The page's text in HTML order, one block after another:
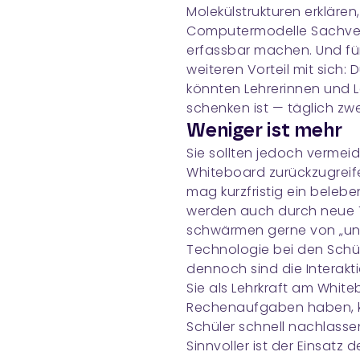
Molekülstrukturen
Computermodelle
erfassbar machen. Und
weiteren Vorteil mit sich:
könnten Lehrerinnen und
schenken ist — täglich
Weniger ist mehr
Sie sollten jedoch
Whiteboard
mag kurzfristig ein
werden auch durch neue
schwärmen gerne von
Technologie bei den
dennoch sind die
Sie als Lehrkraft am
Rechenaufgaben haben,
Schüler schnell
Sinnvoller ist der Einsatz